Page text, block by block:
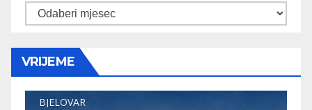
Arhiva
VRIJEME
BJELOVAR